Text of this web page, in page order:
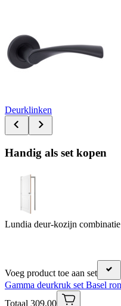
Deurklinken
Handig als set kopen
Lundia deur-kozijn
Voeg product toe aan set
Gamma deurkruk set Basel
Totaal 309.00